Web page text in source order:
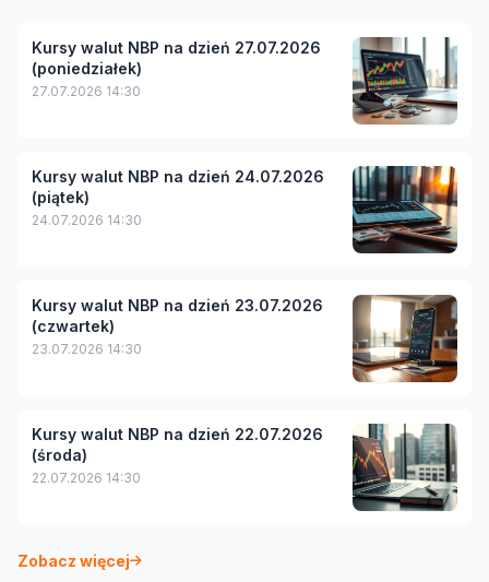
Kursy walut NBP na dzień 27.07.2026
(poniedziałek)
27.07.2026 14:30
Kursy walut NBP na dzień 24.07.2026
(piątek)
24.07.2026 14:30
Kursy walut NBP na dzień 23.07.2026
(czwartek)
23.07.2026 14:30
Kursy walut NBP na dzień 22.07.2026
(środa)
22.07.2026 14:30
Zobacz więcej